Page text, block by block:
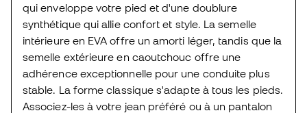
qui enveloppe votre pied et d'une doublure
synthétique qui allie confort et style. La semelle
intérieure en EVA offre un amorti léger, tandis que la
semelle extérieure en caoutchouc offre une
adhérence exceptionnelle pour une conduite plus
stable. La forme classique s'adapte à tous les pieds.
Associez-les à votre jean préféré ou à un pantalon